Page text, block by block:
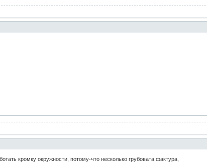
кромку окружности, потому-что несколько грубовата фактура,